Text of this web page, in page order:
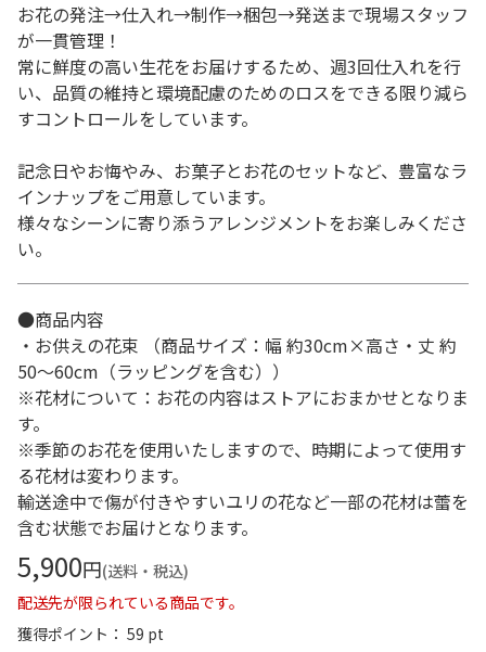
お花の発注→仕入れ→制作→梱包→発送まで現場スタッフ
が一貫管理！
常に鮮度の高い生花をお届けするため、週3回仕入れを行
い、品質の維持と環境配慮のためのロスをできる限り減ら
すコントロールをしています。
記念日やお悔やみ、お菓子とお花のセットなど、豊富なラ
インナップをご用意しています。
様々なシーンに寄り添うアレンジメントをお楽しみくださ
い。
●商品内容
・お供えの花束 （商品サイズ：幅 約30cm×高さ・丈 約
50～60cm（ラッピングを含む））
※花材について：お花の内容はストアにおまかせとなりま
す。
※季節のお花を使用いたしますので、時期によって使用す
る花材は変わります。
輸送途中で傷が付きやすいユリの花など一部の花材は蕾を
含む状態でお届けとなります。
5,900円(送料・税込)
配送先が限られている商品です。
獲得ポイント： 59 pt